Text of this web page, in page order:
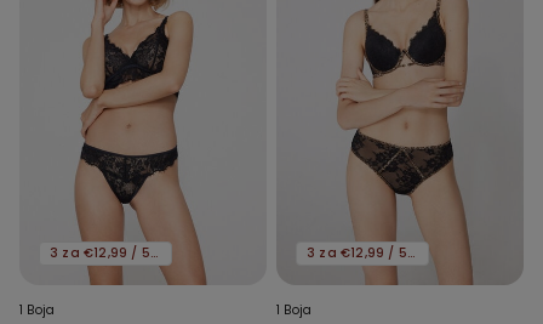
3 za €12,99 / 5 za €19,99
1 Boja
3 za €12,99 / 5 za €19,99
1 Boja